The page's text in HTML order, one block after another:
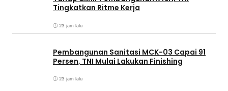
Tingkatkan Ritme Kerja
23 jam lalu
Pembangunan Sanitasi MCK-03 Capai 91
Persen, TNI Mulai Lakukan Finishing
23 jam lalu